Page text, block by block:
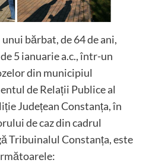
bărbat, de 64 de ani,
5 ianuarie a.c., într-un
din municipiul
de Relații Publice al
Județean Constanța, în
de caz din cadrul
Tribuinalul Constanța, este